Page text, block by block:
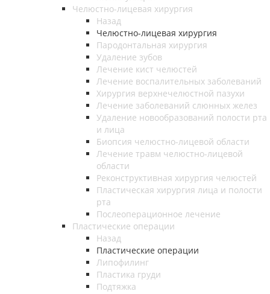
Челюстно-лицевая хирургия
Назад
Челюстно-лицевая хирургия
Пародонтальная хирургия
Удаление зубов
Лечение кист челюстей
Лечение воспалительных заболеваний
Хирургия верхнечелюстной пазухи
Лечение заболеваний слюнных желез
Удаление новообразований полости рта
и лица
Биопсия челюстно-лицевой области
Лечение травм челюстно-лицевой
области
Реконструктивная хирургия челюстей
Пластическая хирургия лица и полости
рта
Послеоперационное лечение
Пластические операции
Назад
Пластические операции
Липофилинг
Пластика груди
Подтяжка